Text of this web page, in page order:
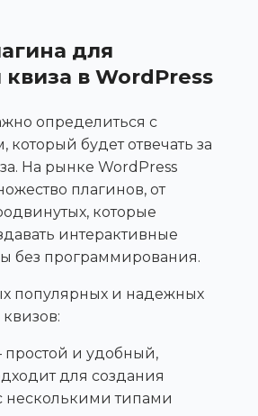
для
в WordPress
определиться с
который будет отвечать за
На рынке WordPress
плагинов, от
которые
интерактивные
без программирования.
популярных и надежных
и удобный,
для создания
несколькими типами